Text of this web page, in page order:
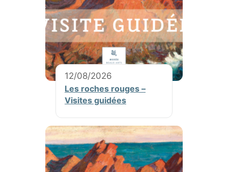
12/08/2026
Les roches rouges –
Visites guidées